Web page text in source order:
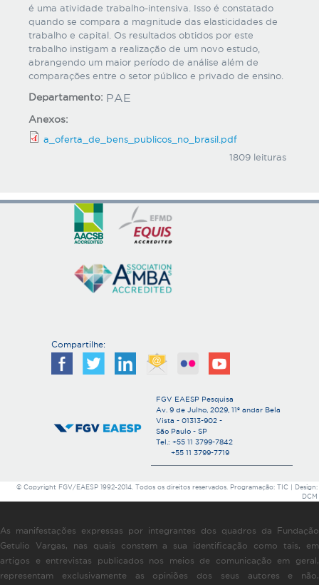
é uma atividade trabalho-intensiva. Isso é constatado
quando se compara a magnitude das elasticidades de
trabalho e capital. Os resultados obtidos por este
trabalho instigam a realização de um novo estudo,
abrangendo um maior período de análise além de
comparações entre o setor público e privado de ensino.
Departamento: PAE
Anexos:
a_oferta_de_bens_publicos_no_brasil.pdf
1809 leituras
Compartilhe:
FGV EAESP Pesquisa
Av. 9 de Julho, 2029, 11º andar Bela
Vista - 01313-902 -
São Paulo - SP
Tel.: +55 11 3799-7842
+55 11 3799-7719
© Copyright FGV/EAESP 1992-2014. Todos os direitos reservados. Programação: TIC | Design:
DCM
As manifestações expressas por integrantes dos quadros da Fundação
Getulio Vargas, nas quais constem a sua identificação como tais, em
artigos e entrevistas publicados nos meios de comunicação em geral,
representam exclusivamente as opiniões dos seus autores e não,